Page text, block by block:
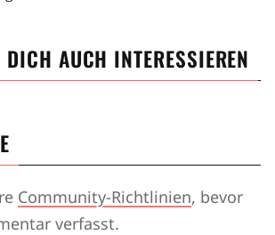
DICH AUCH INTERESSIEREN
Community-Richtlinien, bevor
verfasst.